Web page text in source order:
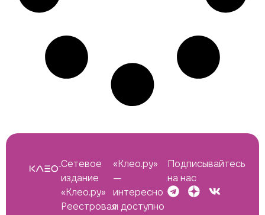
Сетевое
издание
«Клео.ру»
Реестровая
«Клео.ру»
—
интересно
и доступно
Подписывайтесь
на нас